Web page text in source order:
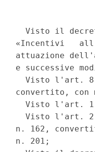
Visto il
«Incentivi
attuazione
e successive
Visto l'art.
convertito, con
Visto l'art.
Visto l'art.
n. 162,
n. 201;